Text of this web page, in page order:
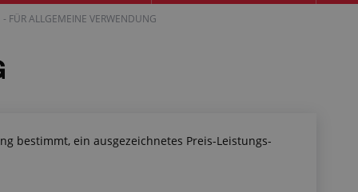
FÜR ALLGEMEINE VERWENDUNG
bestimmt, ein ausgezeichnetes Preis-Leistungs-